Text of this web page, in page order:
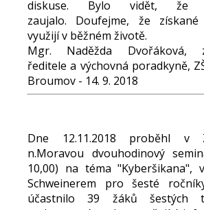
diskuse. Bylo vidět, že
zaujalo. Doufejme, že získané
využijí v běžném životě.
Mgr. Naděžda Dvořáková,
ředitele a výchovná poradkyně,
Broumov - 14. 9. 2018
Dne 12.11.2018 proběhl v
n.Moravou dvouhodinový
10,00) na téma "Kyberšikana",
Schweinerem pro šesté
účastnilo 39 žáků šestých